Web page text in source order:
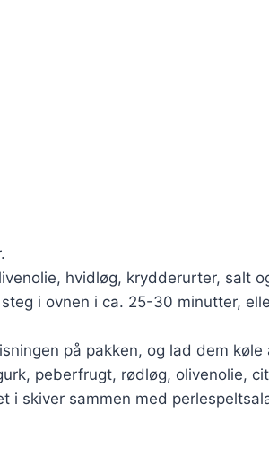
hvidløg, krydderurter, salt
i ovnen i ca. 25-30 minutter,
på pakken, og lad dem køle
peberfrugt, rødløg, olivenolie,
i skiver sammen med